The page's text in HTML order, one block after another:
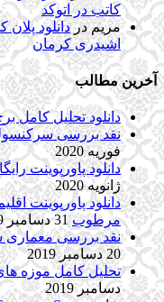
کاتب در اتوکد
مریمدردانلود
اشیدری کرمان
آخرین مطالب
دانلود تحلیل کامل
نقد بررسی
فوریه 2020
دانلود پاورپوینت
ژانویه 2020
دانلود پاورپوینت
مرطوب 31 دسامبر 2019
نقد بررسی معماری
20 دسامبر 2019
تحلیل کامل موزه
دسامبر 2019